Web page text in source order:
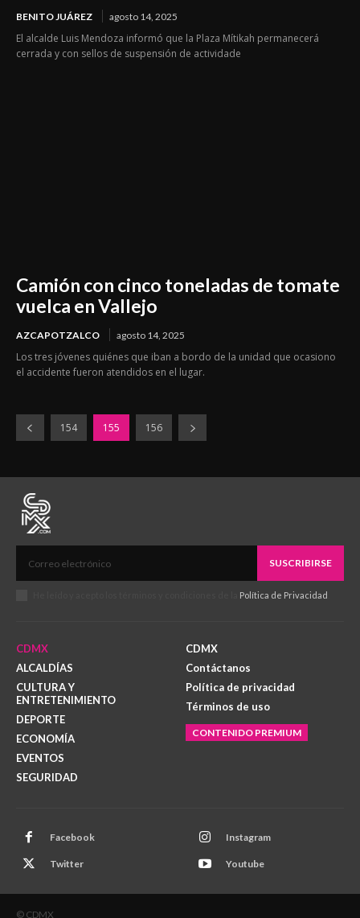
BENITO JUÁREZ agosto 14, 2025
El alcalde Luis Mendoza informó que la Plaza Mítikah permanecerá
cerrada y con sellos de suspensión de actividade
Camión con cinco toneladas de tomate
vuelca en Vallejo
AZCAPOTZALCO agosto 14, 2025
Los tres jóvenes quiénes que iban a bordo de la unidad que ocasiono
el accidente fueron atendidos en el lugar.
154 155 156
SUSCRIBIRSE
Política de Privacidad
CDMX
ALCALDÍAS
CULTURA Y
ENTRETENIMIENTO
DEPORTE
ECONOMÍA
EVENTOS
SEGURIDAD
CDMX
Contáctanos
Política de privacidad
Términos de uso
CONTENIDO PREMIUM
Facebook Instagram
Twitter Youtube
© CDMX